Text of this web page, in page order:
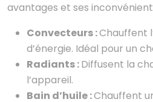
avantages et ses
Convecteurs :Chauffent
d’énergie. Idéal pour un
Radiants :Diffusent la
l’appareil.
Bain d’huile :Chauffent